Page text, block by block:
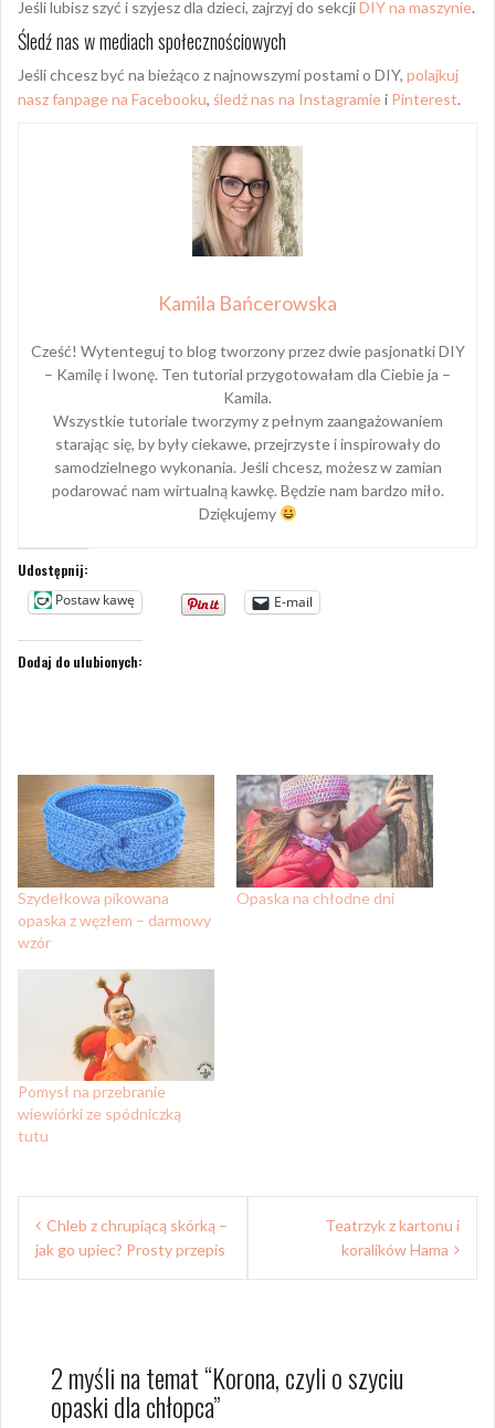
Jeśli lubisz szyć i szyjesz dla dzieci, zajrzyj do sekcjiDIY na maszynie.
Śledź nas w mediach społecznościowych
Jeśli chcesz być na bieżąco z najnowszymi postami o DIY, polajkuj
nasz fanpage na Facebooku, śledź nas na Instagramiei Pinterest.
Kamila Bańcerowska
Cześć! Wytenteguj to blog tworzony przez dwie pasjonatki DIY
– Kamilę i Iwonę. Ten tutorial przygotowałam dla Ciebie ja –
Kamila.
Wszystkie tutoriale tworzymy z pełnym zaangażowaniem
starając się, by były ciekawe, przejrzyste i inspirowały do
samodzielnego wykonania. Jeśli chcesz, możesz w zamian
podarować nam wirtualną kawkę. Będzie nam bardzo miło.
Dziękujemy
Udostępnij:
Postaw kawę
E-mail
Dodaj do ulubionych:
Szydełkowa pikowana
opaska z węzłem – darmowy
wzór
Opaska na chłodne dni
Pomysł na przebranie
wiewiórki ze spódniczką
tutu
Nawigacja
wpisu
Chleb z chrupiącą skórką –
jak go upiec? Prosty przepis
Teatrzyk z kartonu i
koralików Hama
2 myśli na temat “Korona, czyli o szyciu
opaski dla chłopca”